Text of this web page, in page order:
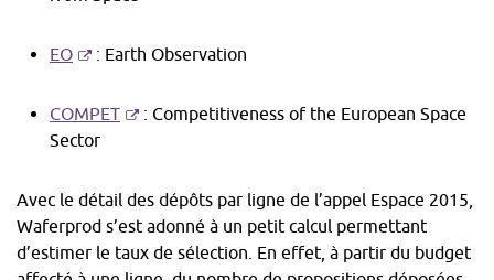
une
EO-
dans
une
: Earth Observation
COMPET-
une
nouvelle
fenêtre
: Competitiveness of the European Space
Sector
Avec le détail des dépôts par ligne de l’appel Espace 2015,
Waferprod s’est adonné à un petit calcul permettant
d’estimer le taux de sélection. En effet, à partir du budget